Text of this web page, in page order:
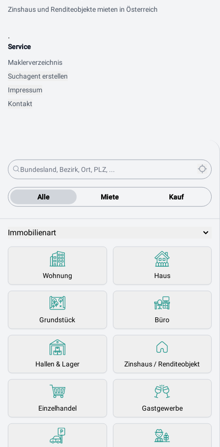
Alle Miete Kauf
Immobilienart
Wohnung Haus
Grundstück Büro
Hallen & Lager Zinshaus / Renditeobjekt
Einzelhandel Gastgewerbe
Zinshaus und Renditeobjekte mieten in Österreich
.
Service
Maklerverzeichnis
Suchagent erstellen
Impressum
Kontakt